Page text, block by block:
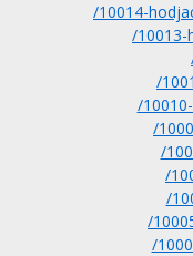
/10014-
/10013-
/
/
/
/
/
/
/
/